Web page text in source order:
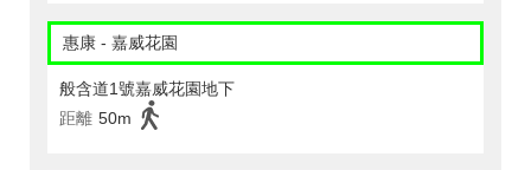
惠康 - 嘉威花園
般含道1號嘉威花園地下
距離 50m